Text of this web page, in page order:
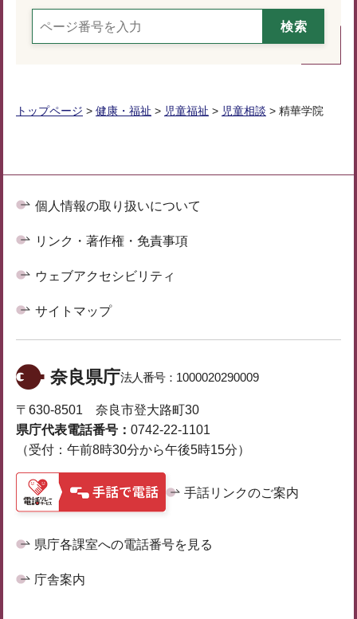
トップページ > 健康・福祉 > 児童福祉 > 児童相談 > 精華学院
個人情報の取り扱いについて
リンク・著作権・免責事項
ウェブアクセシビリティ
サイトマップ
奈良県庁法人番号： 1000020290009
〒630-8501 奈良市登大路町30
県庁代表電話番号： 0742-22-1101
（受付：午前8時30分から午後5時15分）
手話リンクのご案内
県庁各課室への電話番号を見る
庁舎案内